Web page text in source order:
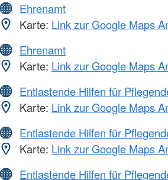
Ehrenamt
Karte: Link zur Google Maps
Ehrenamt
Karte: Link zur Google Maps
Entlastende Hilfen für
Karte: Link zur Google Maps
Entlastende Hilfen für
Karte: Link zur Google Maps
Entlastende Hilfen für